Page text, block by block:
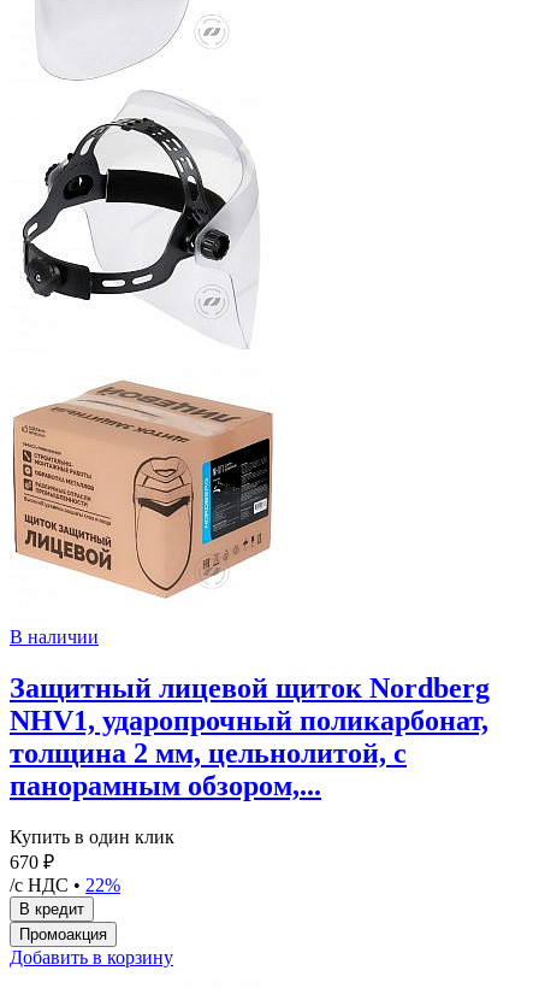
В наличии
Защитный лицевой щиток Nordberg
NHV1, ударопрочный поликарбонат,
толщина 2 мм, цельнолитой, с
панорамным обзором,...
Купить в один клик
670 ₽
/с НДС • 22%
Добавить в корзину